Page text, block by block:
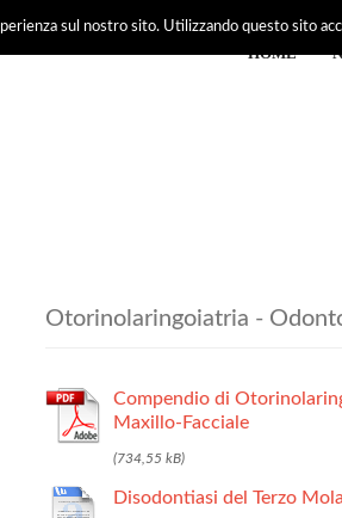
HOME
Otorinolaringoiatria -
Compendio di
Maxillo-Facciale
Disodontiasi del Terzo
sul nostro sito. Utilizzando questo sito